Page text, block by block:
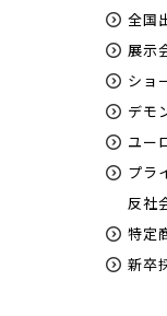
全国
展示
ショ
デモ
ユー
プラ
反社
特定
新卒